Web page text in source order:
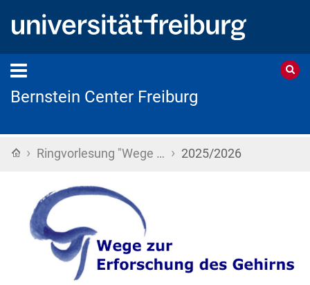
Bernstein Center Freiburg
Home
› Ringvorlesung "Wege … › 2025/2026